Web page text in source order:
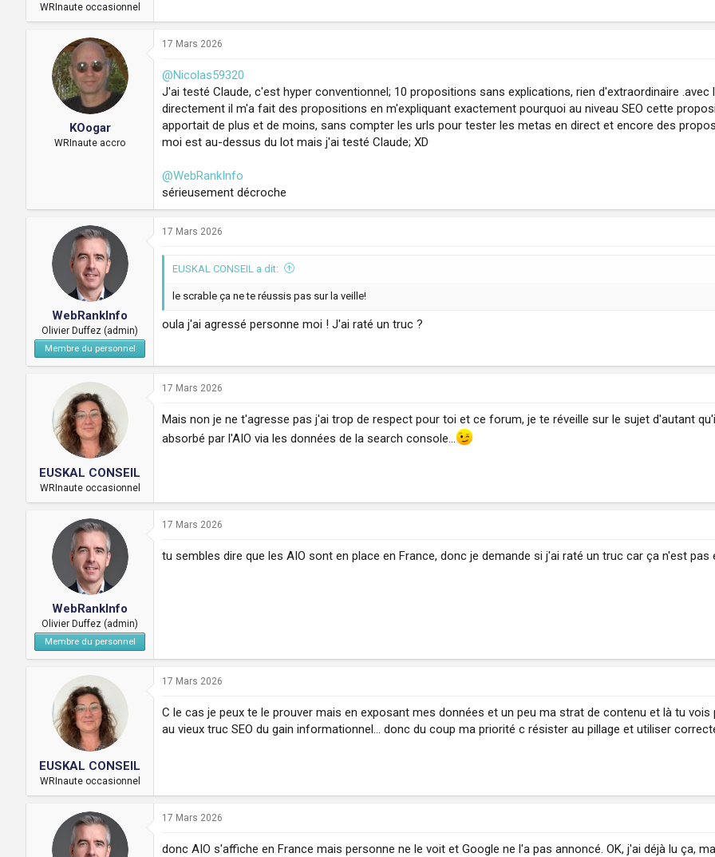
WRInaute occasionnel
KOogar
WRInaute accro
17 Mars 2026
@Nicolas59320
J'ai testé Claude, c'est hyper conventionnel; 10 propositions sans explications, rien d'extraordinaire
directement il m'a fait des propositions en m'expliquant exactement pourquoi au niveau SEO cette
apportait de plus et de moins, sans compter les urls pour tester les metas en direct et encore des
moi est au-dessus du lot mais j'ai testé Claude; XD
@WebRankInfo
sérieusement décroche
WebRankInfo
Olivier Duffez (admin)
Membre du personnel
17 Mars 2026
EUSKAL CONSEIL a dit:
le scrable ça ne te réussis pas sur la veille!
oula j'ai agressé personne moi ! J'ai raté un truc ?
EUSKAL CONSEIL
WRInaute occasionnel
17 Mars 2026
Mais non je ne t'agresse pas j'ai trop de respect pour toi et ce forum, je te réveille sur le sujet d'autant
absorbé par l'AIO via les données de la search console...
WebRankInfo
Olivier Duffez (admin)
Membre du personnel
17 Mars 2026
tu sembles dire que les AIO sont en place en France, donc je demande si j'ai raté un truc car ça n'est pas
EUSKAL CONSEIL
WRInaute occasionnel
17 Mars 2026
C le cas je peux te le prouver mais en exposant mes données et un peu ma strat de contenu et là tu vois
au vieux truc SEO du gain informationnel… donc du coup ma priorité c résister au pillage et utiliser
17 Mars 2026
donc AIO s'affiche en France mais personne ne le voit et Google ne l'a pas annoncé. OK, j'ai déjà lu ça,